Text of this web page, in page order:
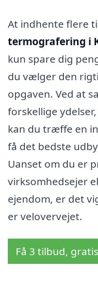
At indhente flere
termografering i
kun spare dig
du vælger den
opgaven. Ved at
forskellige
kan du træffe en
få det bedste
Uanset om du er
virksomhedsejer
ejendom, er det
er velovervejet.
Få 3 tilbud,